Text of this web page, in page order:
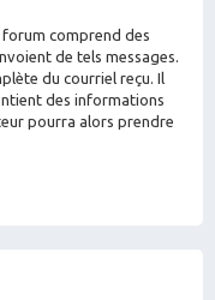
comprend des
de tels messages.
du courriel reçu. Il
des informations
pourra alors prendre